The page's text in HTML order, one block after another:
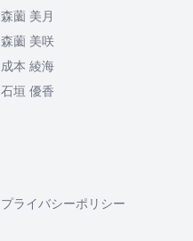
森薗 美月
森薗 美咲
成本 綾海
石垣 優香
プライバシーポリシー